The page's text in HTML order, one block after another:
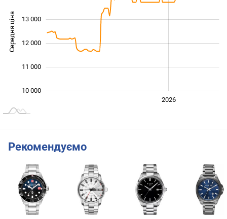
Середня ціна
10 000
11 000
12 000
13 000
2026
Рекомендуємо